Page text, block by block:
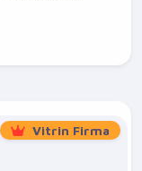
Vitrin Firma